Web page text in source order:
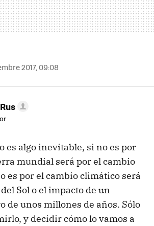
2017, 09:08
es algo inevitable, si no es por
mundial será por el cambio
es por el cambio climático será
Sol o el impacto de un
de unos millones de años. Sólo
y decidir cómo lo vamos a